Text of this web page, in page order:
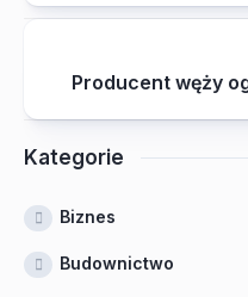
Producent węży
Kategorie
Biznes
Budownictwo